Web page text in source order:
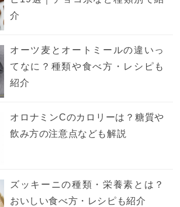
介
オーツ麦とオートミールの違いっ
てなに？種類や食べ方・レシピも
紹介
オロナミンCのカロリーは？糖質や
飲み方の注意点なども解説
ズッキーニの種類・栄養素とは？
おいしい食べ方・レシピも紹介